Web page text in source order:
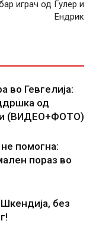
играч од Ѓулер и
Ендрик
во Гевгелија:
од
(ВИДЕО+ФОТО)
помогна:
пораз во
без